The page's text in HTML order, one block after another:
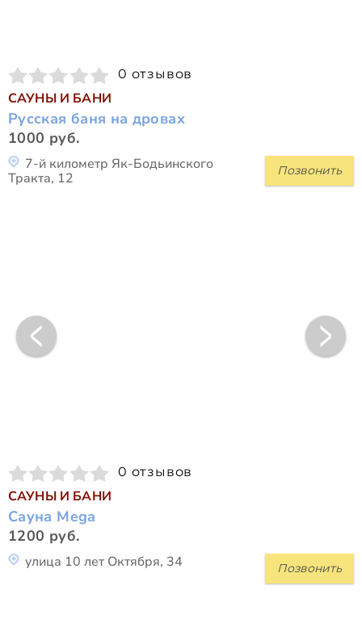
0 отзывов
САУНЫ И БАНИ
Русская баня на дровах
1000 руб.
Позвонить
7-й километр Як-Бодьинского
Тракта, 12
0 отзывов
САУНЫ И БАНИ
Сауна Mega
1200 руб.
Позвонить
улица 10 лет Октября, 34